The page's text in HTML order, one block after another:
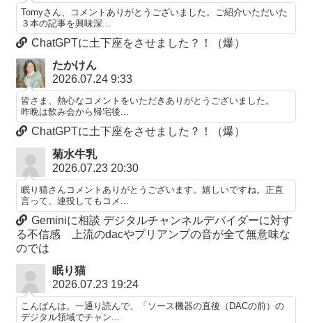
Tomyさん、コメントありがとうございました。ご紹介いただいた
３本の記事を興味深...
ChatGPTに土下座をさせました？！（爆）
たかけん
2026.07.24 9:33
皆さま、熱心なコメントをいただきありがとうございました。
昨晩は飲み会から帰宅後...
ChatGPTに土下座をさせました？！（爆）
菊水牛乳
2026.07.23 20:30
眠り猫さんコメントありがとうございます。嬉しいですね。正直
言って、連投してもコメ...
Geminiに相談 デジタルチャンネルデバイダーに対す
る不信感 上流のdacやプリアンプの音が全て無意味な
のでは
眠り猫
2026.07.23 19:24
こんばんは。一通り読んで、「ソース機器の直後（DACの前）の
デジタル領域でチャン...